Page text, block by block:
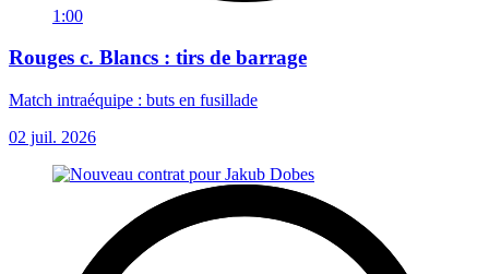
1:00
Rouges c. Blancs : tirs de barrage
Match intraéquipe : buts en fusillade
02 juil. 2026